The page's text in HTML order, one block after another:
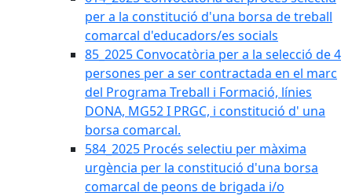
per a la constitució d'una borsa de treball
comarcal d'educadors/es socials
85_2025 Convocatòria per a la selecció de 4
persones per a ser contractada en el marc
del Programa Treball i Formació, línies
DONA, MG52 I PRGC, i constitució d' una
borsa comarcal.
584_2025 Procés selectiu per màxima
urgència per la constitució d'una borsa
comarcal de peons de brigada i/o